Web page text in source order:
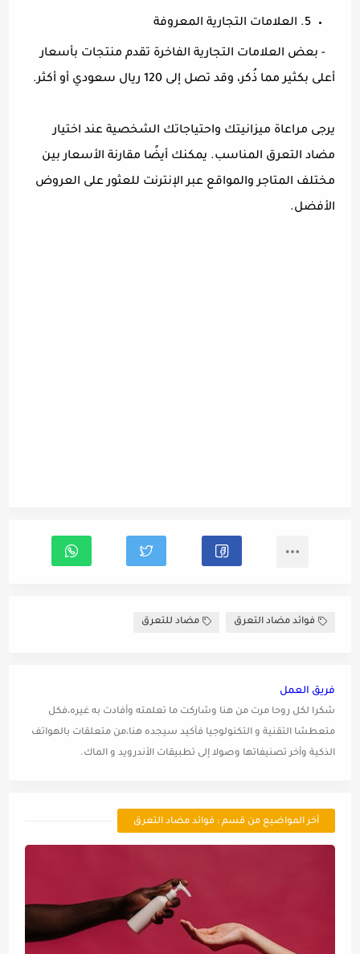
5. العلامات التجارية المعروفة
- بعض العلامات التجارية الفاخرة تقدم منتجات بأسعار
أعلى بكثير مما ذُكر، وقد تصل إلى 120 ريال سعودي أو أكثر.
يرجى مراعاة ميزانيتك واحتياجاتك الشخصية عند اختيار
مضاد التعرق المناسب. يمكنك أيضًا مقارنة الأسعار بين
مختلف المتاجر والمواقع عبر الإنترنت للعثور على العروض
الأفضل.
فوائد مضاد التعرق مضاد للتعرق
فريق العمل
شكرا لكل روحا مرت من هنا وشاركت ما تعلمته وأفادت به غيره،فكل
متعطشا التقنية و التكنولوجيا فأكيد سيجده هنا،من متعلقات بالهواتف
الذكية وأخر تصنيفاتها وصولا إلى تطبيقات الأندرويد و الماك.
أخر المواضيع من قسم : فوائد مضاد التعرق